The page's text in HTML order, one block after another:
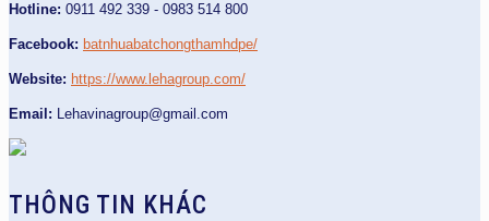
Hotline: 0911 492 339 - 0983 514 800
Facebook: batnhuabatchongthamhdpe/
Website: https://www.lehagroup.com/
Email: Lehavinagroup@gmail.com
THÔNG TIN KHÁC